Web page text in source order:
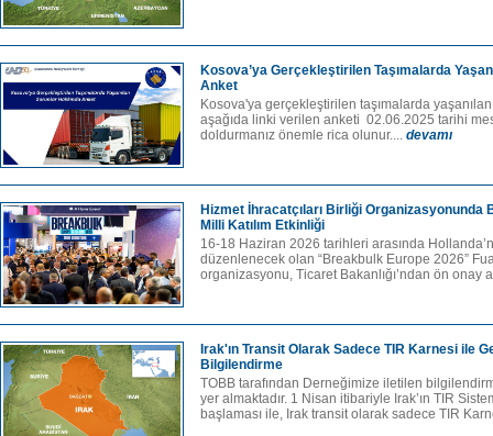
Kosova’ya Gerçekleştirilen Taşımalarda
Anket
Kosova'ya gerçekleştirilen taşımalarda
aşağıda linki verilen anketi 02.06.2025 tarihi
doldurmanız önemle rica olunur.... devamı
Hizmet İhracatçıları Birliği Organizasyonunda
Milli Katılım Etkinliği
16-18 Haziran 2026 tarihleri arasında
düzenlenecek olan “Breakbulk Europe 2026”
organizasyonu, Ticaret Bakanlığı’ndan ön onay
Irak'ın Transit Olarak Sadece TIR Karnesi ile
Bilgilendirme
TOBB tarafından Derneğimize iletilen
yer almaktadır. 1 Nisan itibariyle Irak’ın TIR
başlaması ile, Irak transit olarak sadece TIR